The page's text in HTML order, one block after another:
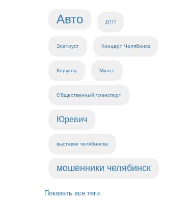
Авто ДТП
Златоуст Концерт Челябинск
Коркино Миасс
Общественный транспорт
Юревич
выставки челябинска
мошенники челябинск
Показать все теги